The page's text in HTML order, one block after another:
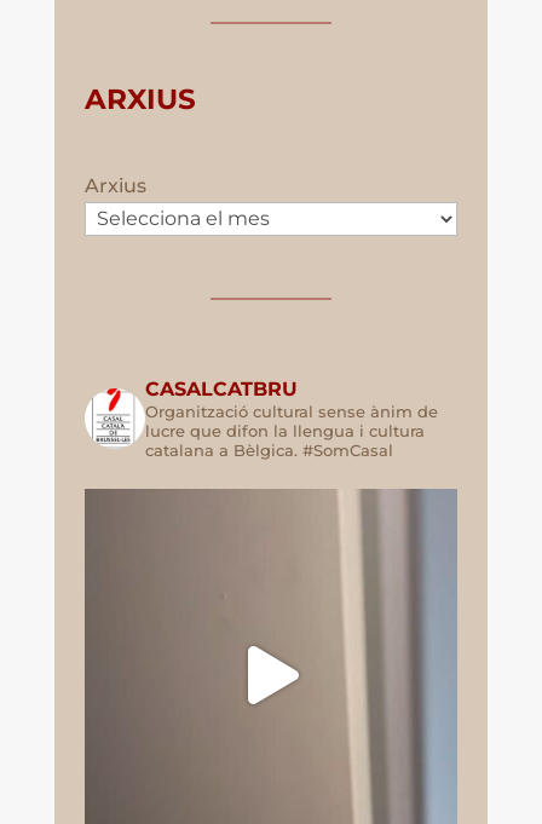
ARXIUS
Arxius
CASALCATBRU
Organització cultural sense ànim de
lucre que difon la llengua i cultura
catalana a Bèlgica. #SomCasal